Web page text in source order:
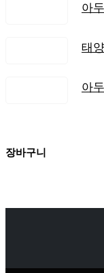
아
태
아
장바구니